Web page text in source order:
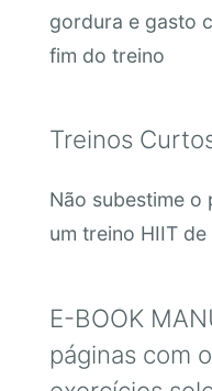
gordura e gasto
fim do treino
Treinos
Não subestime
um treino HIIT
E-BOOK
páginas com